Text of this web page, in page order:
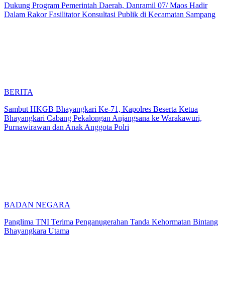
Dukung Program Pemerintah Daerah, Danramil 07/ Maos Hadir
Dalam Rakor Fasilitator Konsultasi Publik di Kecamatan Sampang
BERITA
Sambut HKGB Bhayangkari Ke-71, Kapolres Beserta Ketua
Bhayangkari Cabang Pekalongan Anjangsana ke Warakawuri,
Purnawirawan dan Anak Anggota Polri
BADAN NEGARA
Panglima TNI Terima Penganugerahan Tanda Kehormatan Bintang
Bhayangkara Utama